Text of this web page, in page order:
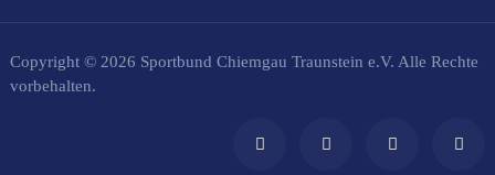
Copyright © 2026 Sportbund Chiemgau Traunstein e.V. Alle Rechte
vorbehalten.